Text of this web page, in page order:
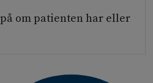
om patienten har eller